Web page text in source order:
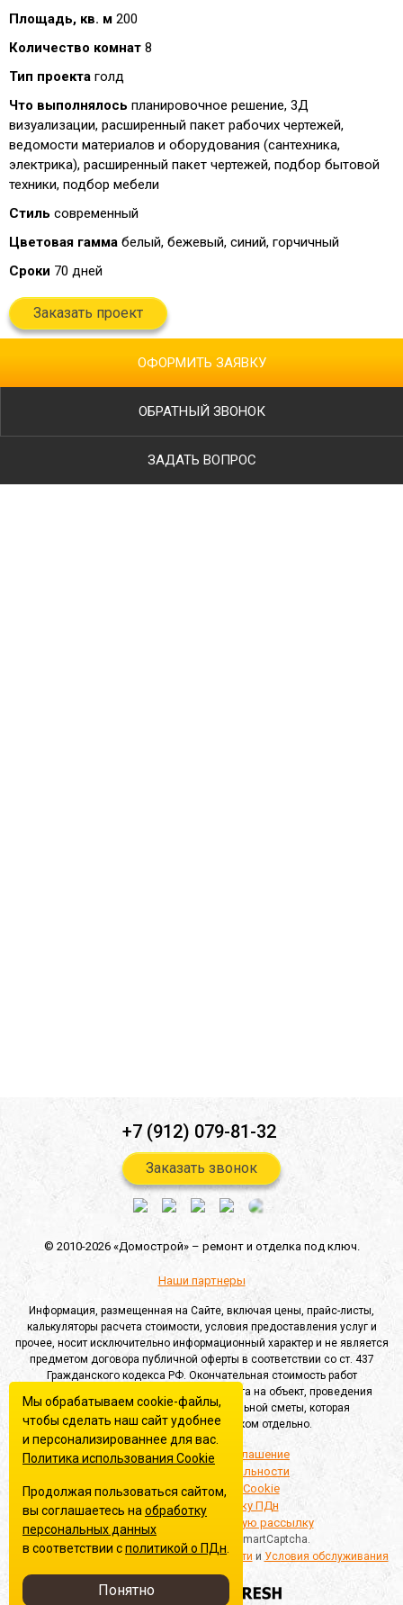
Площадь, кв. м 200
Количество комнат 8
Тип проекта голд
Что выполнялось планировочное решение, 3Д
визуализации, расширенный пакет рабочих чертежей,
ведомости материалов и оборудования (сантехника,
электрика), расширенный пакет чертежей, подбор бытовой
техники, подбор мебели
Стиль современный
Цветовая гамма белый, бежевый, синий, горчичный
Сроки 70 дней
Заказать проект
ОФОРМИТЬ ЗАЯВКУ
ОБРАТНЫЙ ЗВОНОК
ЗАДАТЬ ВОПРОС
© 2010-2026 «Домострой» – ремонт и отделка под ключ.
Наши партнеры
+7 (912) 079-81-32
Заказать звонок
Cайты в аренду
Информация, размещенная на Сайте, включая цены, прайс-листы,
калькуляторы расчета стоимости, условия предоставления услуг и
прочее, носит исключительно информационный характер и не является
предметом договора публичной оферты в соответствии со ст. 437
Гражданского кодекса РФ. Окончательная стоимость работ
определяется после выезда специалиста на объект, проведения
замеров и составления индивидуальной сметы, которая
согласовывается с Заказчиком отдельно.
Пользовательское соглашение
Политика конфиденциальности
Политика обработки Cookie
Согласие на обработку ПДн
Согласие на информационную рассылку
Этот сайт защищён Yandex SmartCaptcha.
ПрименяютсяПолитика конфиденциальности и Условия обслуживания
Мы обрабатываем cookie-файлы,
чтобы сделать наш сайт удобнее
и персонализированнее для вас.
Политика использования Сookie
Продолжая пользоваться сайтом,
вы соглашаетесь на обработку
персональных данных
в соответствии сполитикой о ПДн
Понятно